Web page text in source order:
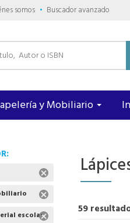
somos Buscador avanzado
y Mobiliario
59
escolar